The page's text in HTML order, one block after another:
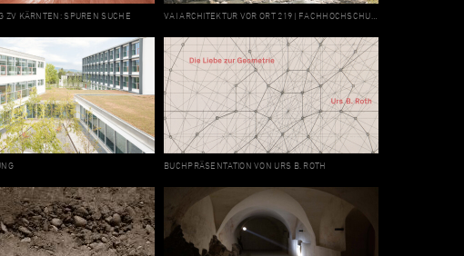
ZV KÄRNTEN: SPUREN SUCHE
BUCHPRÄSENTATION VON URS B. ROTH